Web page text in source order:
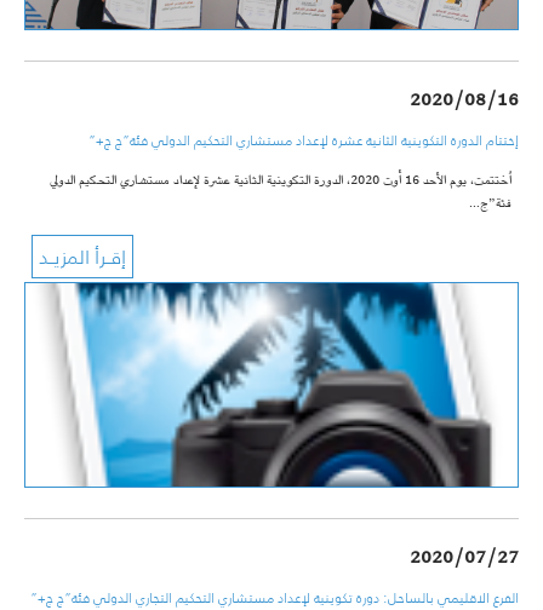
2020/08/16
إختتام الدورة التكوينية الثانية عشرة لإعداد مستشاري التحكيم الدولي فئة”ج ج+”
اُختتمت، يوم الأحد 16 أوت 2020، الدورة التكوينية الثانية عشرة لإعداد مستشاري التحكيم الدولي
فئة”ج…
2020/07/27
الفرع الاقليمي بالساحل: دورة تكوينية لإعداد مستشاري التحكيم التجاري الدولي فئة”ج ج+”